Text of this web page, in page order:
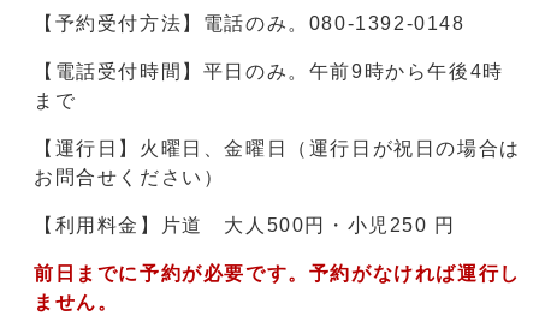
【予約受付方法】電話のみ。080-1392-0148
【電話受付時間】平日のみ。午前9時から午後4時
まで
【運行日】火曜日、金曜日（運行日が祝日の場合は
お問合せください）
【利用料金】片道 大人500円・小児250 円
前日までに予約が必要です。予約がなければ運行し
ません。